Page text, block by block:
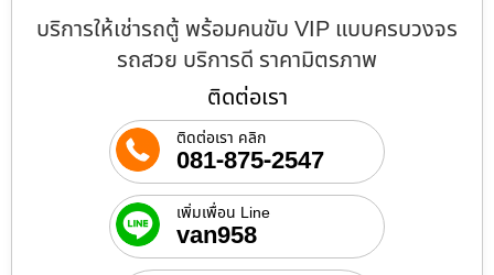
บริการให้เช่ารถตู้ พร้อมคนขับ VIP แบบครบวงจร
รถสวย บริการดี ราคามิตรภาพ
ติดต่อเรา
ติดต่อเรา คลิก
081-875-2547
เพิ่มเพื่อน Line
van958